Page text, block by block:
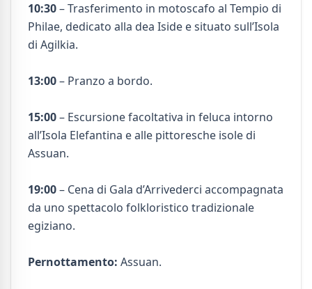
10:30– Trasferimento in motoscafo al Tempio di
Philae, dedicato alla dea Iside e situato sull’Isola
di Agilkia.
13:00– Pranzo a bordo.
15:00– Escursione facoltativa in feluca intorno
all’Isola Elefantina e alle pittoresche isole di
Assuan.
19:00– Cena di Gala d’Arrivederci accompagnata
da uno spettacolo folkloristico tradizionale
egiziano.
Pernottamento: Assuan.